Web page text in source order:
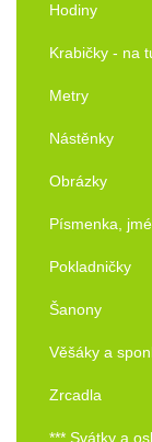
Hodiny
Krabičky - na
Metry
Nástěnky
Obrázky
Písmenka,
Pokladničky
Šanony
Věšáky a
Zrcadla
*** Svátky a